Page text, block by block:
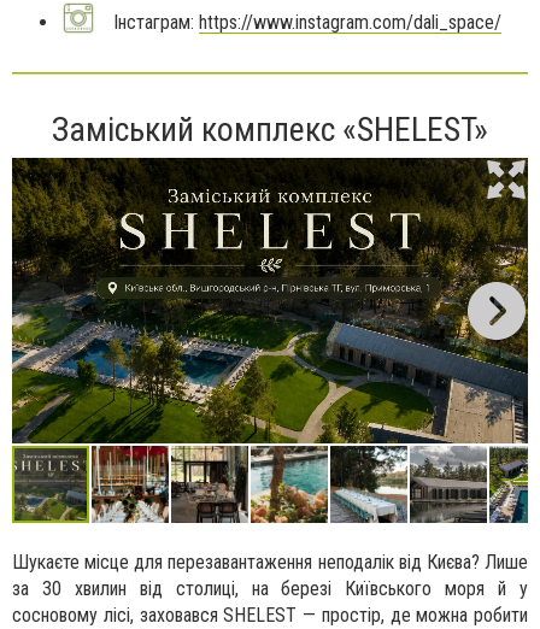
Інстаграм: https://www.instagram.com/dali_space/
Заміський комплекс «SHELEST»
Шукаєте місце для перезавантаження неподалік від Києва? Лише
за 30 хвилин від столиці, на березі Київського моря й у
сосновому лісі, заховався SHELEST — простір, де можна робити